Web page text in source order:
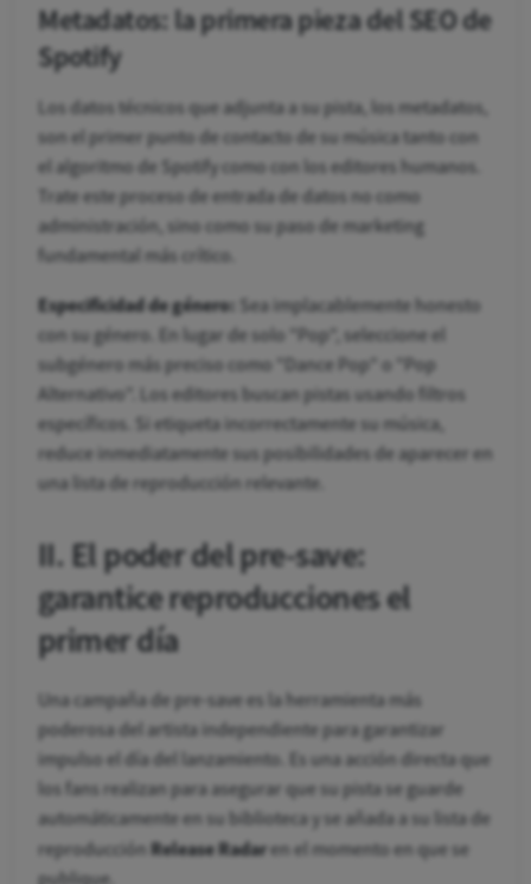
Metadatos: la primera pieza del SEO de
Spotify
Los datos técnicos que adjunta a su pista, los metadatos,
son el primer punto de contacto de su música tanto con
el algoritmo de Spotify como con los editores humanos.
Trate este proceso de entrada de datos no como
administración, sino como su paso de marketing
fundamental más crítico.
Especificidad de género: Sea implacablemente honesto
con su género. En lugar de solo "Pop", seleccione el
subgénero más preciso como "Dance Pop" o "Pop
Alternativo". Los editores buscan pistas usando filtros
específicos. Si etiqueta incorrectamente su música,
reduce inmediatamente sus posibilidades de aparecer en
una lista de reproducción relevante.
II. El poder del pre-save:
garantice reproducciones el
primer día
Una campaña de pre-save es la herramienta más
poderosa del artista independiente para garantizar
impulso el día del lanzamiento. Es una acción directa que
los fans realizan para asegurar que su pista se guarde
automáticamente en su biblioteca y se añada a su lista de
reproducción Release Radar en el momento en que se
publique.